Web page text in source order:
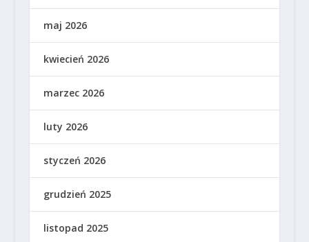
maj 2026
kwiecień 2026
marzec 2026
luty 2026
styczeń 2026
grudzień 2025
listopad 2025